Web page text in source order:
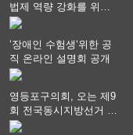
법제 역량 강화를 위한
전라권 현장설명회 개최
‘장애인 수험생‘위한 공
직 온라인 설명회 공개
영등포구의회, 오는 제9
회 전국동시지방선거 ‧
"공직사회는 어느 때보